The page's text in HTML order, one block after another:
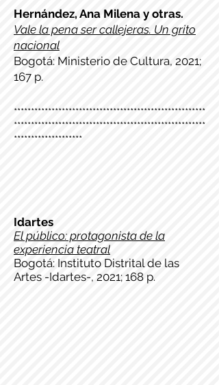
Hernández, Ana Milena y otras.
Vale la pena ser callejeras. Un grito
nacional
Bogotá: Ministerio de Cultura, 2021;
167 p.
********************************************************
********************************************************
********************
Idartes
El público: protagonista de la
experiencia teatral
Bogotá: Instituto Distrital de las
Artes -Idartes-, 2021; 168 p.